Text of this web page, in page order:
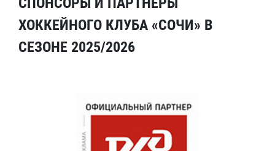
ХОККЕЙНОГО КЛУБА «СОЧИ» В
СЕЗОНЕ 2025/2026